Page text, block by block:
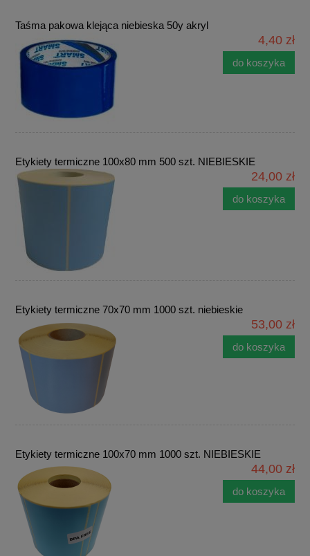
Taśma pakowa klejąca niebieska 50y akryl
4,40 zł
do koszyka
Etykiety termiczne 100x80 mm 500 szt. NIEBIESKIE
24,00 zł
do koszyka
Etykiety termiczne 70x70 mm 1000 szt. niebieskie
53,00 zł
do koszyka
Etykiety termiczne 100x70 mm 1000 szt. NIEBIESKIE
44,00 zł
do koszyka